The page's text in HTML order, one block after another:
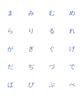
ま み む め
ら り る れ
が ぎ ぐ げ
だ ぢ づ で
ぱ ぴ ぷ ぺ